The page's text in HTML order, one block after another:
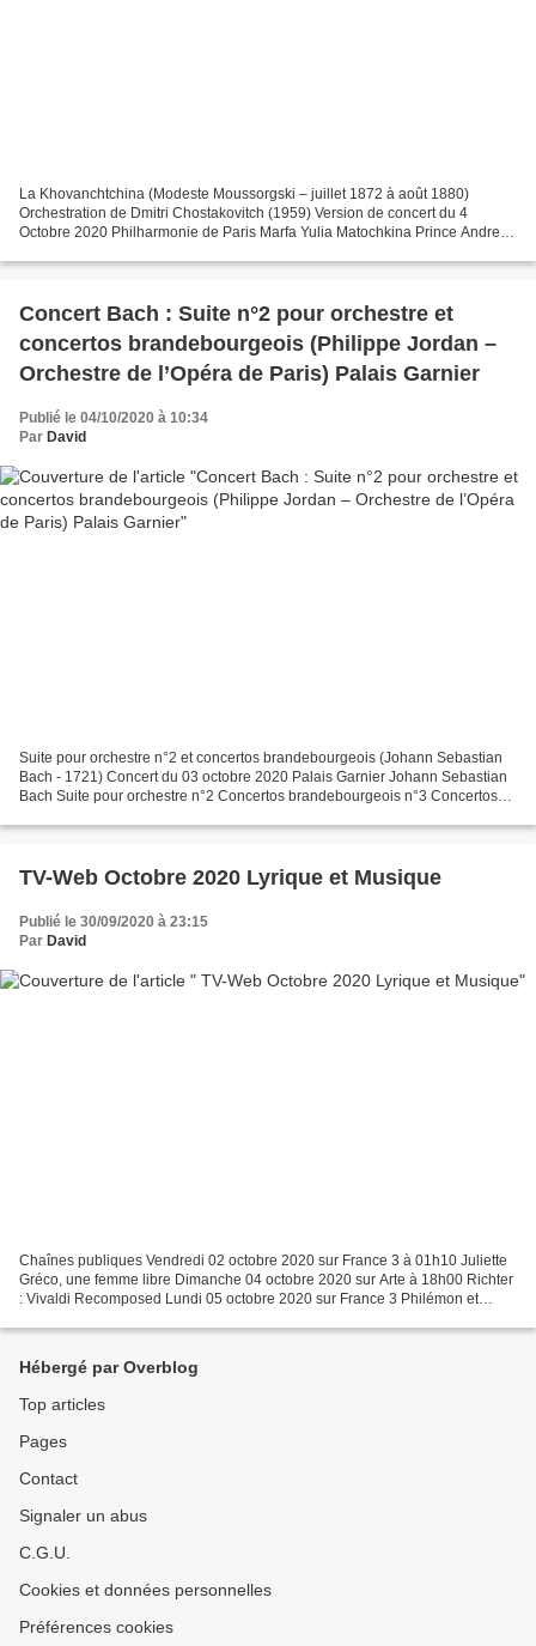
La Khovanchtchina (Modeste Moussorgski – juillet 1872 à août 1880)
Orchestration de Dmitri Chostakovitch (1959) Version de concert du 4
Octobre 2020 Philharmonie de Paris Marfa Yulia Matochkina Prince Andrei
Concert Bach : Suite n°2 pour orchestre et
concertos brandebourgeois (Philippe Jordan –
Orchestre de l’Opéra de Paris) Palais Garnier
Publié le 04/10/2020 à 10:34
Par David
Suite pour orchestre n°2 et concertos brandebourgeois (Johann Sebastian
Bach - 1721) Concert du 03 octobre 2020 Palais Garnier Johann Sebastian
Bach Suite pour orchestre n°2 Concertos brandebourgeois n°3 Concertos
TV-Web Octobre 2020 Lyrique et Musique
Publié le 30/09/2020 à 23:15
Par David
Chaînes publiques Vendredi 02 octobre 2020 sur France 3 à 01h10 Juliette
Gréco, une femme libre Dimanche 04 octobre 2020 sur Arte à 18h00 Richter
: Vivaldi Recomposed Lundi 05 octobre 2020 sur France 3 Philémon et
Hébergé par Overblog
Top articles
Pages
Contact
Signaler un abus
C.G.U.
Cookies et données personnelles
Préférences cookies